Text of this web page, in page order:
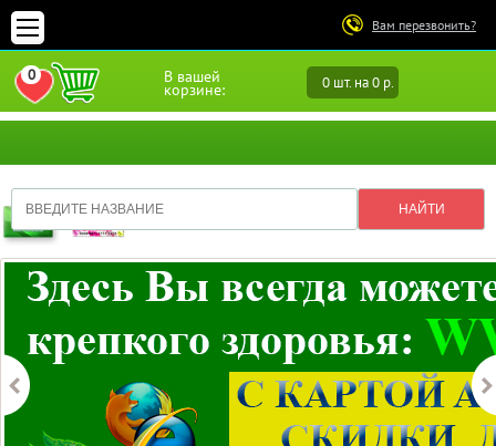
Вам перезвонить?
В вашей
корзине: 0 шт. на 0 р.
0
ПЕРЕЙТИ В ИЗБРАННОЕ